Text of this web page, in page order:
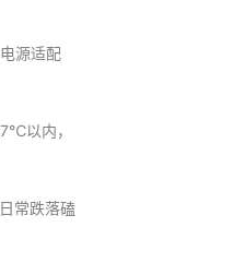
源适配
以内，
常跌落磕